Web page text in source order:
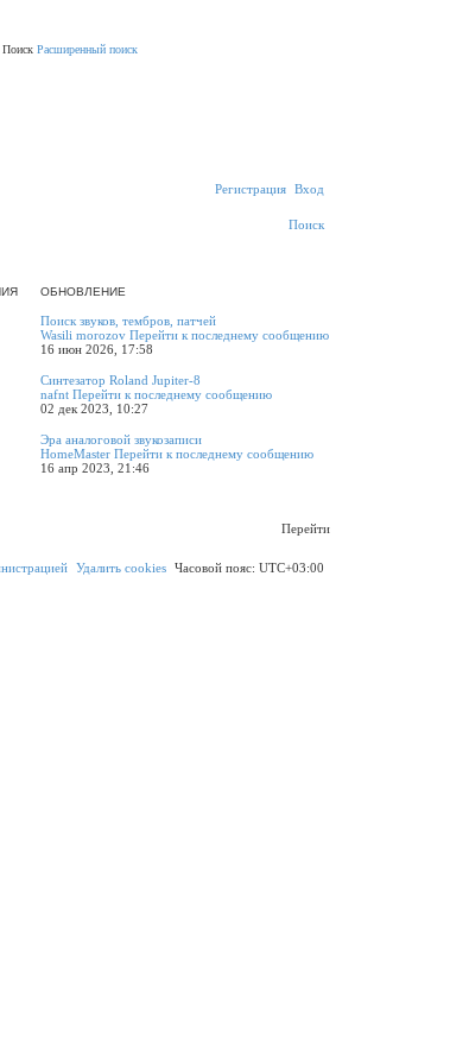
Поиск Расширенный поиск
Вход
Регистрация
Поиск
ОБНОВЛЕНИЕ
Поиск звуков, тембров, патчей
Wasili morozov Перейти к последнему сообщению
16 июн 2026, 17:58
Синтезатор Roland Jupiter-8
nafnt Перейти к последнему сообщению
02 дек 2023, 10:27
Эра аналоговой звукозаписи
HomeMaster Перейти к последнему сообщению
16 апр 2023, 21:46
Перейти
Часовой пояс: UTC+03:00
Удалить cookies
нистрацией